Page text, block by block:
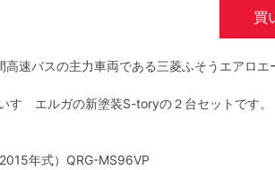
買
高速バスの主力車両である三菱ふそうエアロエ
すゞエルガの新塗装S-toryの２台セットです。
年式）QRG-MS96VP